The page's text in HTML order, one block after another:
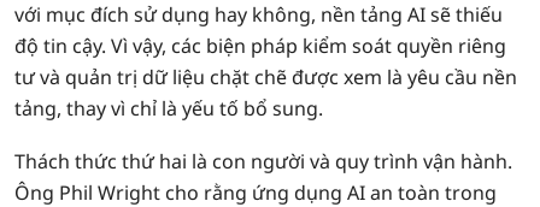
với mục đích sử dụng hay không, nền tảng AI sẽ thiếu
độ tin cậy. Vì vậy, các biện pháp kiểm soát quyền riêng
tư và quản trị dữ liệu chặt chẽ được xem là yêu cầu nền
tảng, thay vì chỉ là yếu tố bổ sung.
Thách thức thứ hai là con người và quy trình vận hành.
Ông Phil Wright cho rằng ứng dụng AI an toàn trong